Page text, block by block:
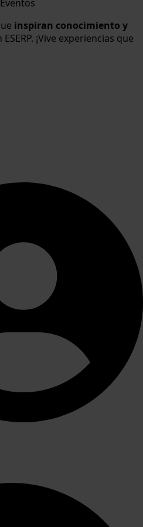
inspiran conocimiento y
ESERP. ¡Vive experiencias que